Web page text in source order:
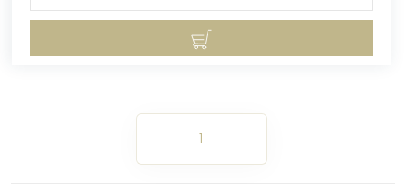
1